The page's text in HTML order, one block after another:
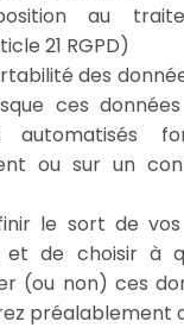
au
21 RGPD)
des
ces
automatisés
ou sur un
le sort de vos
de choisir à
(ou non) ces
préalablement